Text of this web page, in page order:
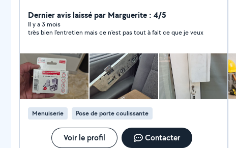
Dernier avis laissé par Marguerite : 4/5
Il y a 3 mois
très bien l'entretien mais ce n'est pas tout à fait ce que je veux
Menuiserie Pose de porte coulissante
Voir le profil Contacter